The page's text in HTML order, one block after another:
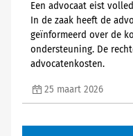
Een advocaat eist
In de zaak heeft de
geïnformeerd over de
ondersteuning. De
advocatenkosten.
25 maart 2026